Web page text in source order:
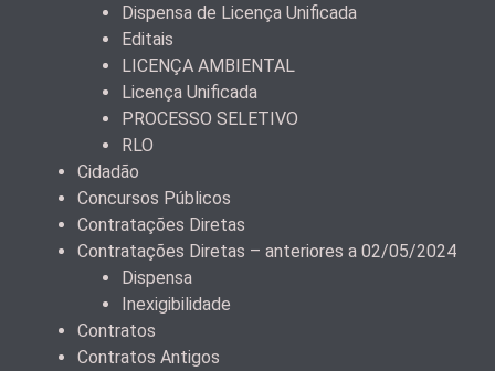
Dispensa de Licença Unificada
Editais
LICENÇA AMBIENTAL
Licença Unificada
PROCESSO SELETIVO
RLO
Cidadão
Concursos Públicos
Contratações Diretas
Contratações Diretas – anteriores a 02/05/2024
Dispensa
Inexigibilidade
Contratos
Contratos Antigos